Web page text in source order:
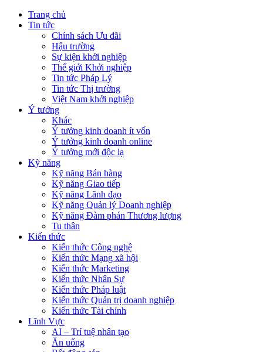
Trang chủ
Tin tức
Chính sách Ưu đãi
Hậu trường
Sự kiện khởi nghiệp
Thế giới Khởi nghiệp
Tin tức Pháp Lý
Tin tức Thị trường
Việt Nam khởi nghiệp
Ý tưởng
Khác
Ý tưởng kinh doanh ít vốn
Ý tưởng kinh doanh online
Ý tưởng mới độc lạ
Kỹ năng
Kỹ năng Bán hàng
Kỹ năng Giao tiếp
Kỹ năng Lãnh đạo
Kỹ năng Quản lý Doanh nghiệp
Kỹ năng Đàm phán Thương lượng
Tu thân
Kiến thức
Kiến thức Công nghệ
Kiến thức Mạng xã hội
Kiến thức Marketing
Kiến thức Nhân Sự
Kiến thức Pháp luật
Kiến thức Quản trị doanh nghiệp
Kiến thức Tài chính
Lĩnh Vực
AI – Trí tuệ nhân tạo
Ăn uống